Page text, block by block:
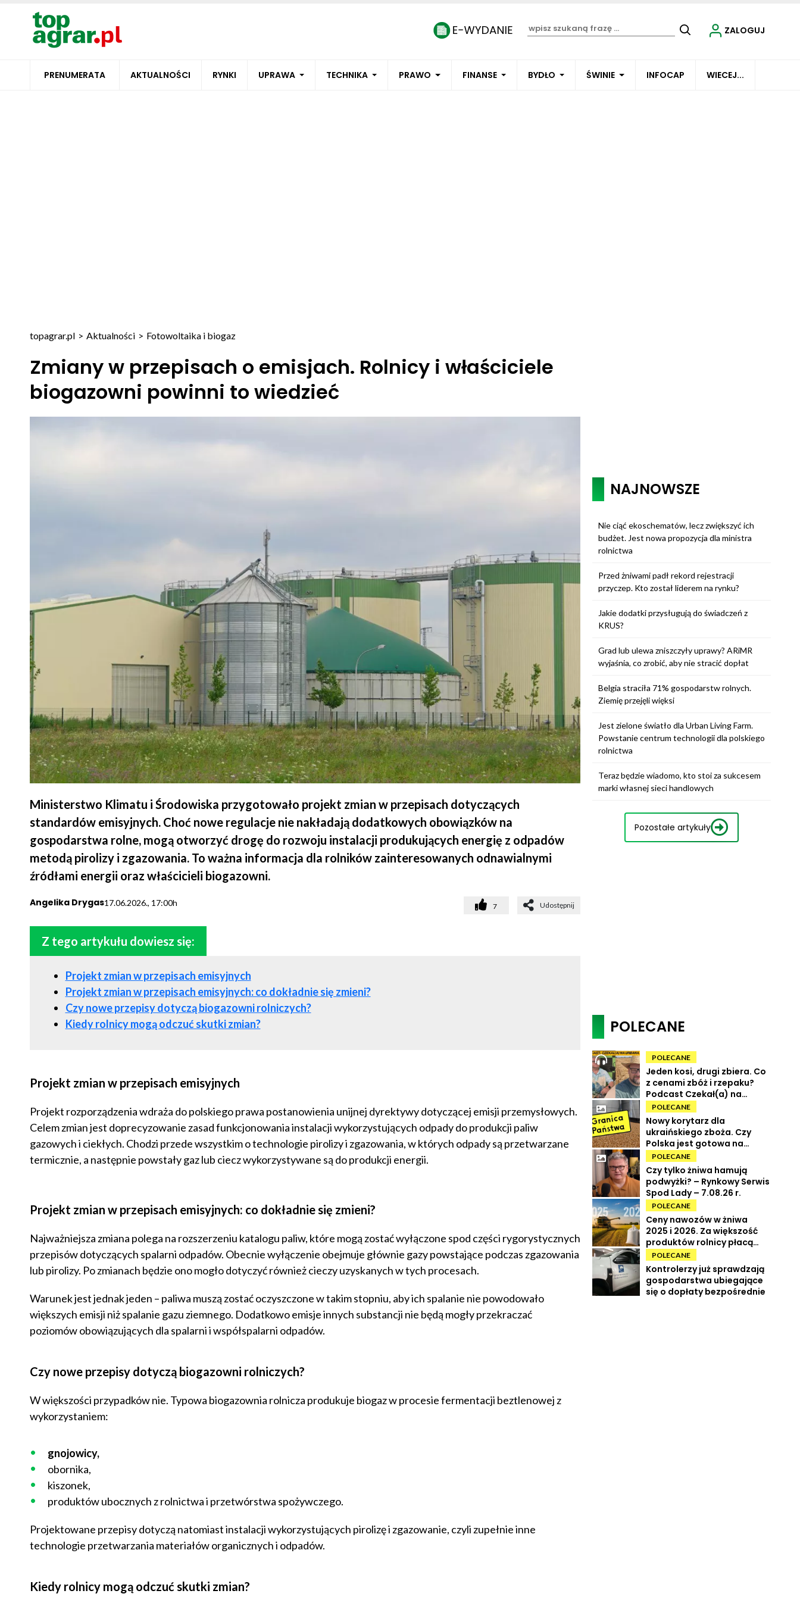
PRENUMERATA AKTUALNOŚCI RYNKI UPRAWA TECHNIKA PRAWO FINANSE BYDŁO ŚWINIE INFOCAP WIECEJ...
ZALOGUJ
topagrar.pl > Aktualności > Fotowoltaika i biogaz
Zmiany w przepisach o emisjach. Rolnicy i właściciele
biogazowni powinni to wiedzieć
Ministerstwo Klimatu i Środowiska przygotowało projekt zmian w przepisach dotyczących
standardów emisyjnych. Choć nowe regulacje nie nakładają dodatkowych obowiązków na
gospodarstwa rolne, mogą otworzyć drogę do rozwoju instalacji produkujących energię z odpadów
metodą pirolizy i zgazowania. To ważna informacja dla rolników zainteresowanych odnawialnymi
źródłami energii oraz właścicieli biogazowni.
Angelika Drygas17.06.2026., 17:00h 7 Udostępnij
Z tego artykułu dowiesz się:
Projekt zmian w przepisach emisyjnych
Projekt zmian w przepisach emisyjnych: co dokładnie się zmieni?
Czy nowe przepisy dotyczą biogazowni rolniczych?
Kiedy rolnicy mogą odczuć skutki zmian?
Projekt zmian w przepisach emisyjnych
Projekt rozporządzenia wdraża do polskiego prawa postanowienia unijnej dyrektywy dotyczącej emisji przemysłowych.
Celem zmian jest doprecyzowanie zasad funkcjonowania instalacji wykorzystujących odpady do produkcji paliw
gazowych i ciekłych. Chodzi przede wszystkim o technologie pirolizy i zgazowania, w których odpady są przetwarzane
termicznie, a następnie powstały gaz lub ciecz wykorzystywane są do produkcji energii.
Projekt zmian w przepisach emisyjnych: co dokładnie się zmieni?
Najważniejsza zmiana polega na rozszerzeniu katalogu paliw, które mogą zostać wyłączone spod części rygorystycznych
przepisów dotyczących spalarni odpadów. Obecnie wyłączenie obejmuje głównie gazy powstające podczas zgazowania
lub pirolizy. Po zmianach będzie ono mogło dotyczyć również cieczy uzyskanych w tych procesach.
Warunek jest jednak jeden – paliwa muszą zostać oczyszczone w takim stopniu, aby ich spalanie nie powodowało
większych emisji niż spalanie gazu ziemnego. Dodatkowo emisje innych substancji nie będą mogły przekraczać
poziomów obowiązujących dla spalarni i współspalarni odpadów.
Czy nowe przepisy dotyczą biogazowni rolniczych?
W większości przypadków nie. Typowa biogazownia rolnicza produkuje biogaz w procesie fermentacji beztlenowej z
wykorzystaniem:
gnojowicy,
obornika,
kiszonek,
produktów ubocznych z rolnictwa i przetwórstwa spożywczego.
Projektowane przepisy dotyczą natomiast instalacji wykorzystujących pirolizę i zgazowanie, czyli zupełnie inne
technologie przetwarzania materiałów organicznych i odpadów.
Kiedy rolnicy mogą odczuć skutki zmian?
NAJNOWSZE
Nie ciąć ekoschematów, lecz zwiększyć ich
budżet. Jest nowa propozycja dla ministra
rolnictwa
Przed żniwami padł rekord rejestracji
przyczep. Kto został liderem na rynku?
Jakie dodatki przysługują do świadczeń z
KRUS?
Grad lub ulewa zniszczyły uprawy? ARiMR
wyjaśnia, co zrobić, aby nie stracić dopłat
Belgia straciła 71% gospodarstw rolnych.
Ziemię przejęli więksi
Jest zielone światło dla Urban Living Farm.
Powstanie centrum technologii dla polskiego
rolnictwa
Teraz będzie wiadomo, kto stoi za sukcesem
marki własnej sieci handlowych
Pozostałe artykuły
POLECANE
POLECANE
Jeden kosi, drugi zbiera. Co
z cenami zbóż i rzepaku?
Podcast Czekał(a) na
Urbana odc. 73
POLECANE
Nowy korytarz dla
ukraińskiego zboża. Czy
Polska jest gotowa na
powrót tranzytu?
POLECANE
Czy tylko żniwa hamują
podwyżki? – Rynkowy Serwis
Spod Lady – 7.08.26 r.
POLECANE
Ceny nawozów w żniwa
2025 i 2026. Za większość
produktów rolnicy płacą
więcej
POLECANE
Kontrolerzy już sprawdzają
gospodarstwa ubiegające
się o dopłaty bezpośrednie